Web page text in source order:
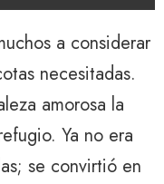
a considerar
necesitadas.
amorosa la
Ya no era
se convirtió en